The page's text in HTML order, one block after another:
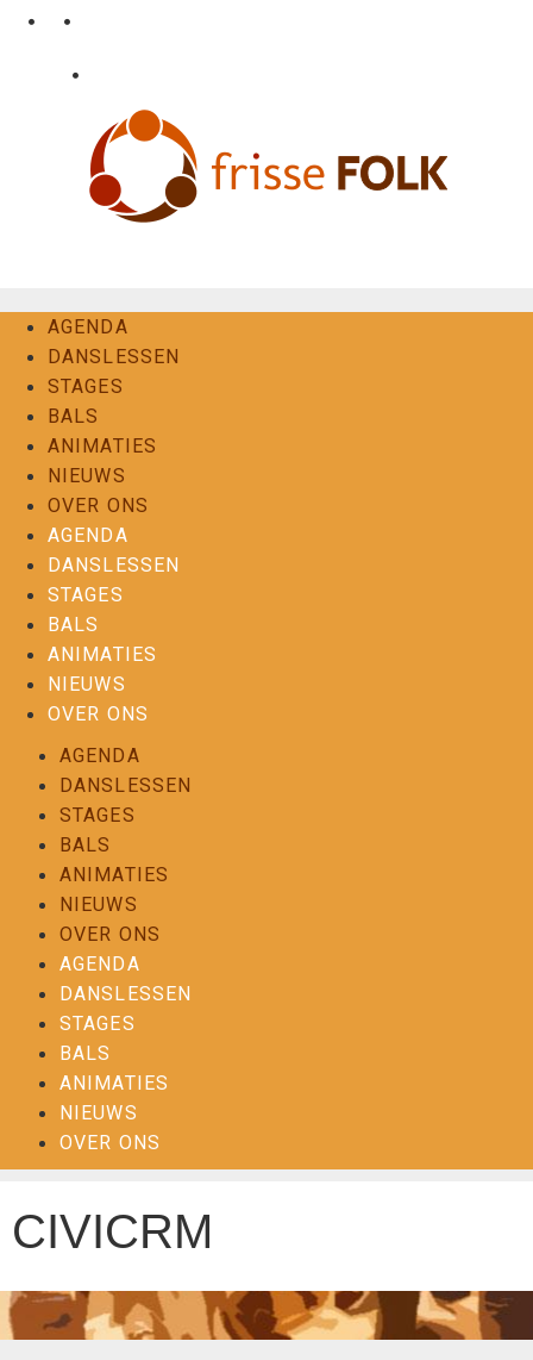
• •
•
AGENDA
DANSLESSEN
STAGES
BALS
ANIMATIES
NIEUWS
OVER ONS
AGENDA
DANSLESSEN
STAGES
BALS
ANIMATIES
NIEUWS
OVER ONS
AGENDA
DANSLESSEN
STAGES
BALS
ANIMATIES
NIEUWS
OVER ONS
AGENDA
DANSLESSEN
STAGES
BALS
ANIMATIES
NIEUWS
OVER ONS
CIVICRM